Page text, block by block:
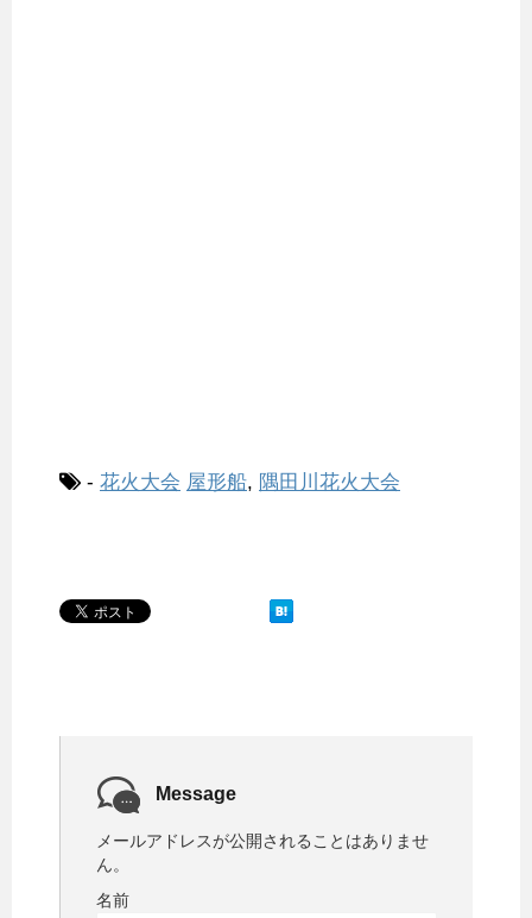
- 花火大会 屋形船, 隅田川花火大会
Message
メールアドレスが公開されることはありませ
ん。
名前